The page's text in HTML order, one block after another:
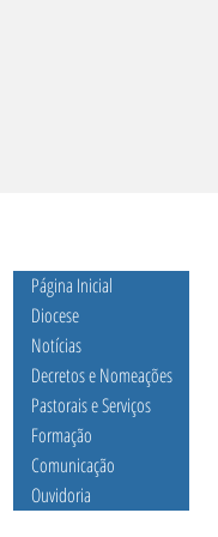
2026-
chamado
Página Inicial
Diocese
Notícias
Decretos e Nomeações
Pastorais e Serviços
Formação
Comunicação
Ouvidoria